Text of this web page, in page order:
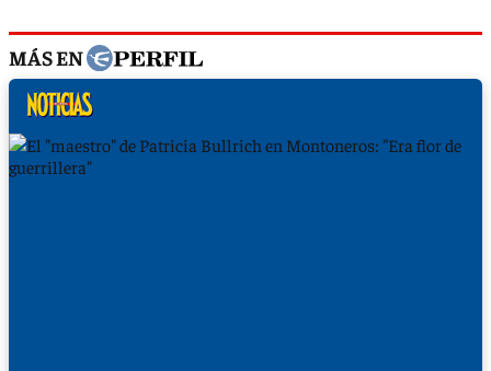
MÁS EN